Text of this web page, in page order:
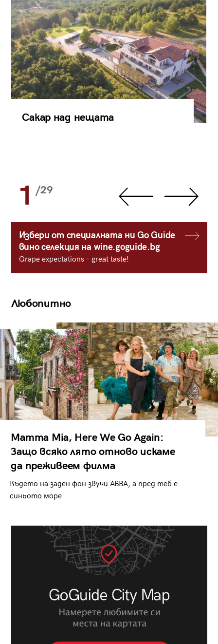
Сакар над нещата
1 /29
Избери от специалната ни Go Guide
вино селекция на wine.goguide.bg
Grape expectations - great taste!
Любопитно
Mamma Mia, Here We Go Again:
Защо всяко лято отново искаме
да преживеем филма
Където на заден фон звучи ABBA, а пред теб е
синьото море